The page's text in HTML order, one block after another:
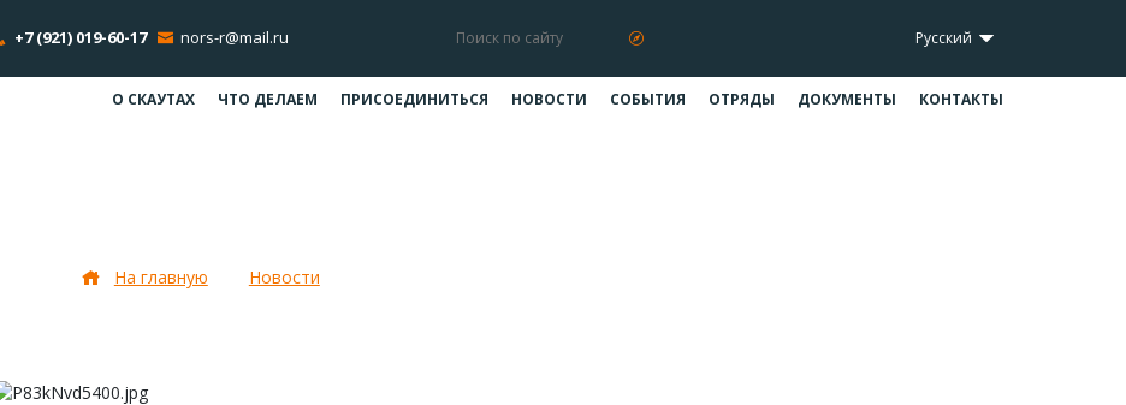
+7 (921) 019-60-17 nors-r@mail.ru Русский
О СКАУТАХ ЧТО ДЕЛАЕМ ПРИСОЕДИНИТЬСЯ НОВОСТИ СОБЫТИЯ ОТРЯДЫ ДОКУМЕНТЫ КОНТАКТЫ
На главную Новости